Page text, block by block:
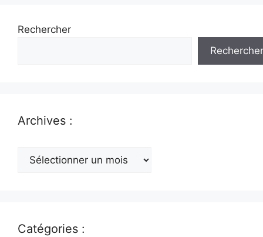
Rechercher
Rechercher
Archives :
Archives
Catégories :